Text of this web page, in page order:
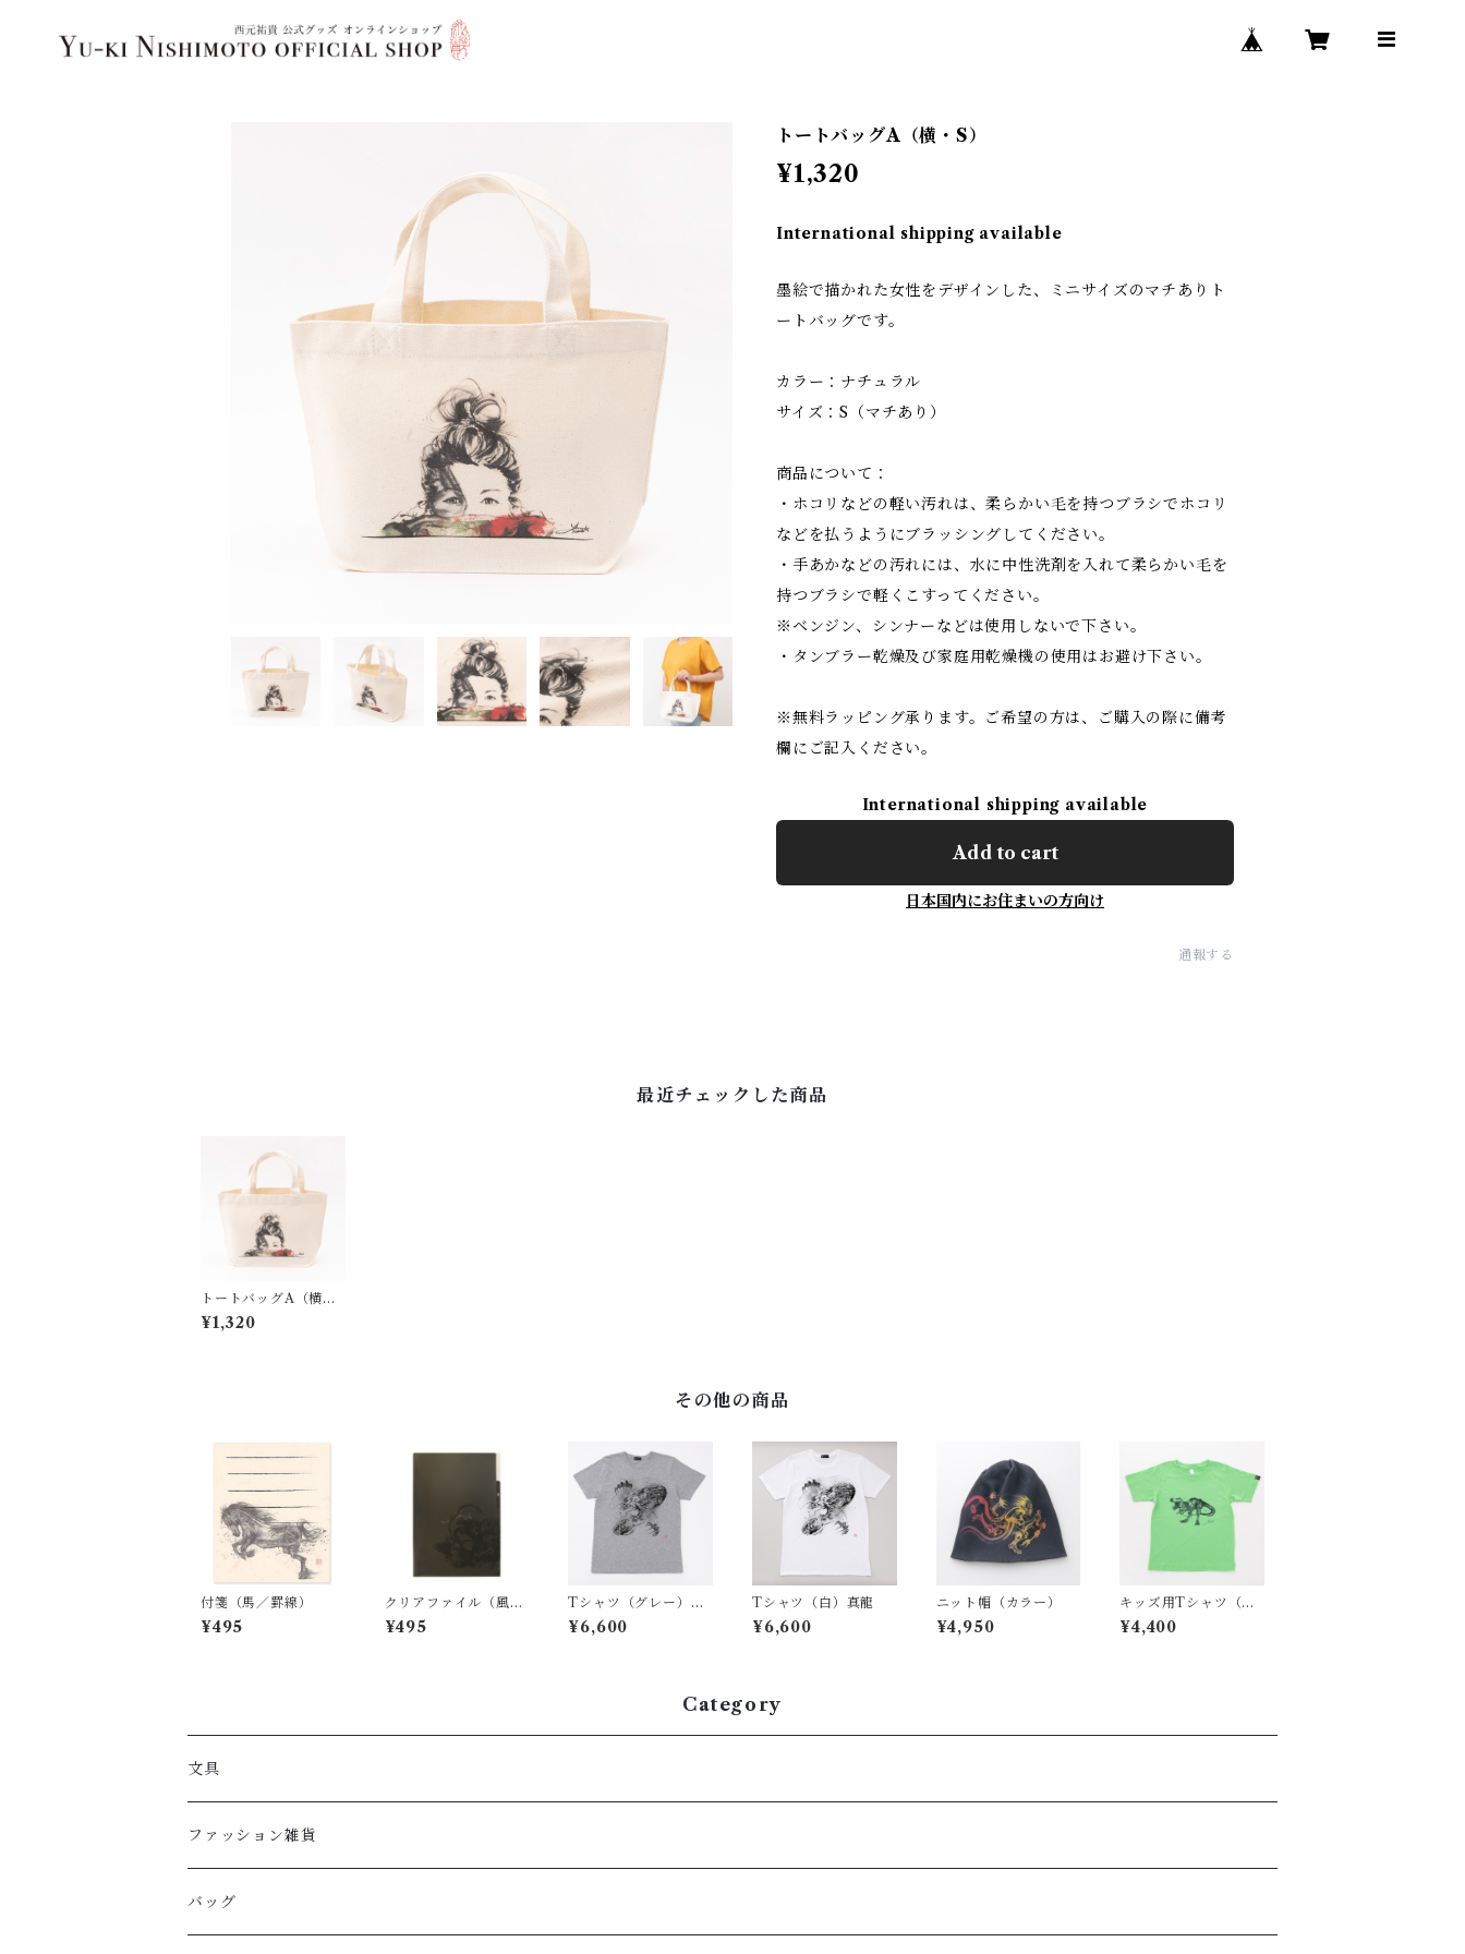
トートバッグA（横・S）
¥1,320
International shipping available
墨絵で描かれた女性をデザインした、ミニサイズのマチありト
ートバッグです。
カラー：ナチュラル
サイズ：S（マチあり）
商品について：
・ホコリなどの軽い汚れは、柔らかい毛を持つブラシでホコリ
などを払うようにブラッシングしてください。
・手あかなどの汚れには、水に中性洗剤を入れて柔らかい毛を
持つブラシで軽くこすってください。
※ベンジン、シンナーなどは使用しないで下さい。
・タンブラー乾燥及び家庭用乾燥機の使用はお避け下さい。
※無料ラッピング承ります。ご希望の方は、ご購入の際に備考
欄にご記入ください。
International shipping available
Add to cart
日本国内にお住まいの方向け
通報する
最近チェックした商品
トートバッグA（横・
S）
¥1,320
その他の商品
付箋（馬／罫線）
¥495
クリアファイル（風神
雷神）
¥495
Tシャツ（グレー）真
龍
¥6,600
Tシャツ（白）真龍
¥6,600
ニット帽（カラー）
¥4,950
キッズ用Tシャツ（ラ
イトグリーン）T.Rex
¥4,400
Category
文具
ファッション雑貨
バッグ